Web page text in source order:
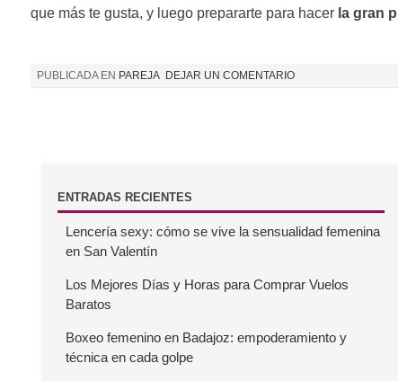
que más te gusta, y luego prepararte para hacer la gran
PUBLICADA EN PAREJA DEJAR UN COMENTARIO
BENTRADAS RECIENTES
Lencería sexy: cómo se vive la sensualidad femenina
en San Valentín
Los Mejores Días y Horas para Comprar Vuelos
Baratos
Boxeo femenino en Badajoz: empoderamiento y
técnica en cada golpe